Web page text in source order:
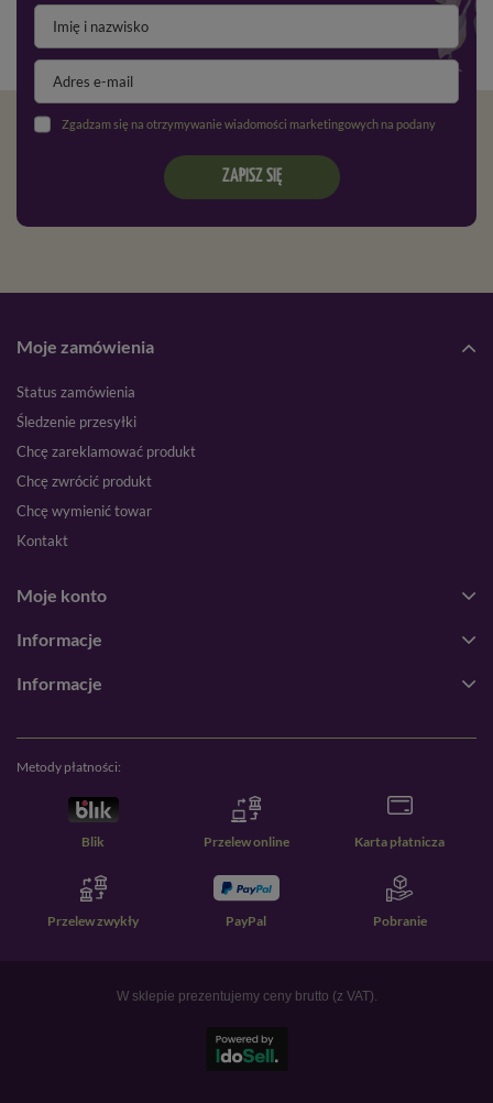
Zgadzam się na otrzymywanie wiadomości marketingowych na podany adres e-mail oraz przetwarzanie danych osobowych zgodnie z
ZAPISZ SIĘ
Moje zamówienia
Status zamówienia
Śledzenie przesyłki
Chcę zareklamować produkt
Chcę zwrócić produkt
Chcę wymienić towar
Kontakt
Moje konto
Informacje
Informacje
Metody płatności:
Blik Przelew online Karta płatnicza
Przelew zwykły PayPal Pobranie
W sklepie prezentujemy ceny brutto (z VAT).